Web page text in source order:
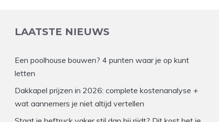
LAATSTE NIEUWS
Een poolhouse bouwen? 4 punten waar je op kunt
letten
Dakkapel prijzen in 2026: complete kostenanalyse +
wat aannemers je niet altijd vertellen